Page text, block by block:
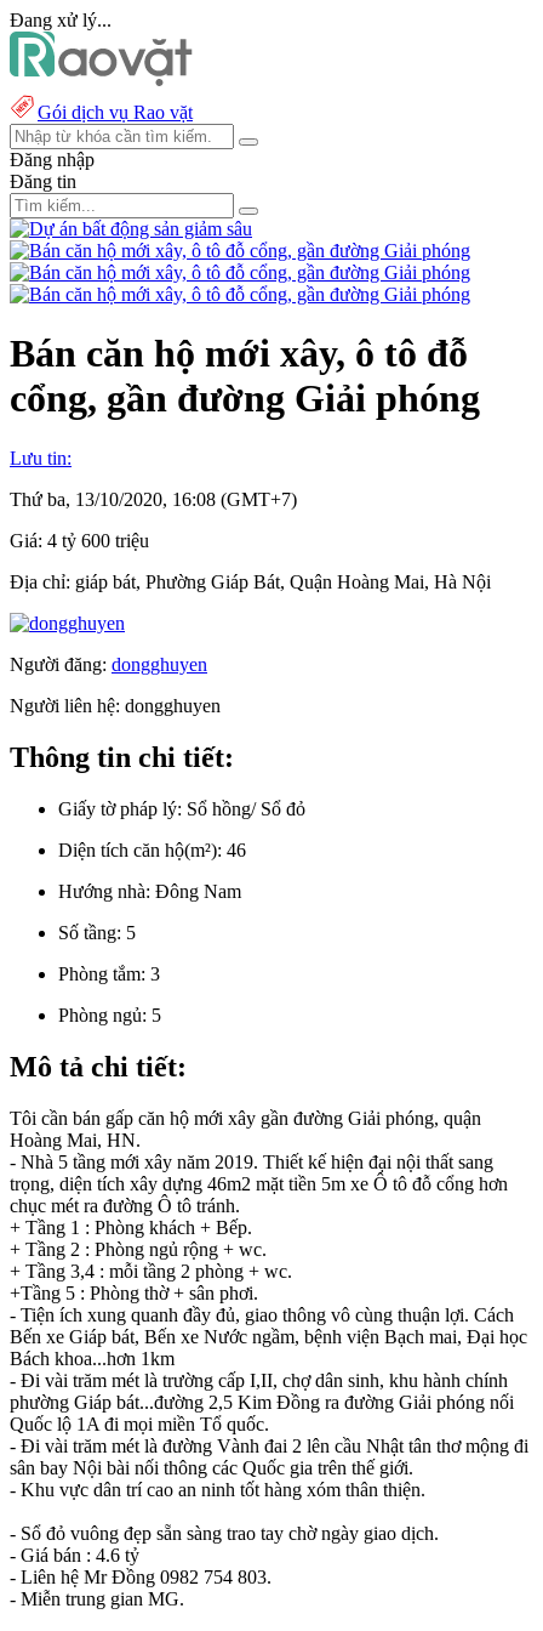
Đang xử lý...
Gói dịch vụ Rao vặt
Đăng nhập
Đăng tin
Bán căn hộ mới xây, ô tô đỗ
cổng, gần đường Giải phóng
Lưu tin:
Thứ ba, 13/10/2020, 16:08 (GMT+7)
Giá: 4 tỷ 600 triệu
Địa chỉ: giáp bát, Phường Giáp Bát, Quận Hoàng Mai, Hà Nội
Người đăng: dongghuyen
Người liên hệ: dongghuyen
Thông tin chi tiết:
Giấy tờ pháp lý: Sổ hồng/ Sổ đỏ
Diện tích căn hộ(m²): 46
Hướng nhà: Đông Nam
Số tầng: 5
Phòng tắm: 3
Phòng ngủ: 5
Mô tả chi tiết:
Tôi cần bán gấp căn hộ mới xây gần đường Giải phóng, quận
Hoàng Mai, HN.
- Nhà 5 tầng mới xây năm 2019. Thiết kế hiện đại nội thất sang
trọng, diện tích xây dựng 46m2 mặt tiền 5m xe Ô tô đỗ cổng hơn
chục mét ra đường Ô tô tránh.
+ Tầng 1 : Phòng khách + Bếp.
+ Tầng 2 : Phòng ngủ rộng + wc.
+ Tầng 3,4 : mỗi tầng 2 phòng + wc.
+Tầng 5 : Phòng thờ + sân phơi.
- Tiện ích xung quanh đầy đủ, giao thông vô cùng thuận lợi. Cách
Bến xe Giáp bát, Bến xe Nước ngầm, bệnh viện Bạch mai, Đại học
Bách khoa...hơn 1km
- Đi vài trăm mét là trường cấp I,II, chợ dân sinh, khu hành chính
phường Giáp bát...đường 2,5 Kim Đồng ra đường Giải phóng nối
Quốc lộ 1A đi mọi miền Tổ quốc.
- Đi vài trăm mét là đường Vành đai 2 lên cầu Nhật tân thơ mộng đi
sân bay Nội bài nối thông các Quốc gia trên thế giới.
- Khu vực dân trí cao an ninh tốt hàng xóm thân thiện.
- Sổ đỏ vuông đẹp sẵn sàng trao tay chờ ngày giao dịch.
- Giá bán : 4.6 tỷ
- Liên hệ Mr Đồng 0982 754 803.
- Miễn trung gian MG.